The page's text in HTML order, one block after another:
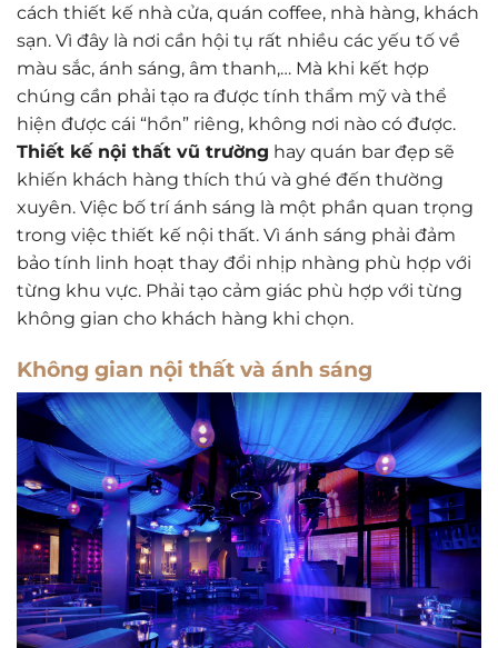
cách thiết kế nhà cửa, quán coffee, nhà hàng, khách
sạn. Vì đây là nơi cần hội tụ rất nhiều các yếu tố về
màu sắc, ánh sáng, âm thanh,… Mà khi kết hợp
chúng cần phải tạo ra được tính thẩm mỹ và thể
hiện được cái “hồn” riêng, không nơi nào có được.
Thiết kế nội thất vũ trường hay quán bar đẹp sẽ
khiến khách hàng thích thú và ghé đến thường
xuyên. Việc bố trí ánh sáng là một phần quan trọng
trong việc thiết kế nội thất. Vì ánh sáng phải đảm
bảo tính linh hoạt thay đổi nhịp nhàng phù hợp với
từng khu vực. Phải tạo cảm giác phù hợp với từng
không gian cho khách hàng khi chọn.
Không gian nội thất và ánh sáng